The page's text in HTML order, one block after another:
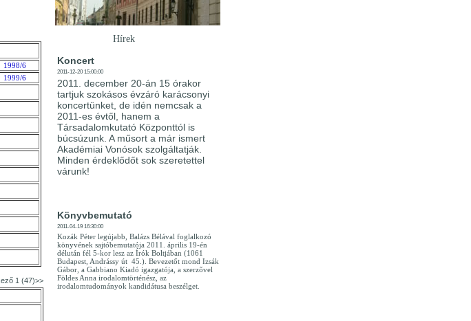
Hírek
Koncert
2011-12-20 15:00:00
2011. december 20-án 15 órakor
tartjuk szokásos évzáró karácsonyi
koncertünket, de idén nemcsak a
2011-es évtől, hanem a
Társadalomkutató Központtól is
búcsúzunk. A műsort a már ismert
Akadémiai Vonósok szolgáltatják.
Minden érdeklődőt sok szeretettel
várunk!
Könyvbemutató
2011-04-19 16:30:00
Kozák Péter legújabb, Balázs Bélával foglalkozó
könyvének sajtóbemutatója 2011. április 19-én
délután fél 5-kor lesz az Írók Boltjában (1061
Budapest, Andrássy út 45.). Bevezetőt mond Izsák
Gábor, a Gabbiano Kiadó igazgatója, a szerzővel
Földes Anna irodalomtörténész, az
irodalomtudományok kandidátusa beszélget.
1998/6
1999/6
1 (47)>>